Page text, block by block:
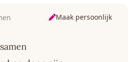
Maak persoonlijk